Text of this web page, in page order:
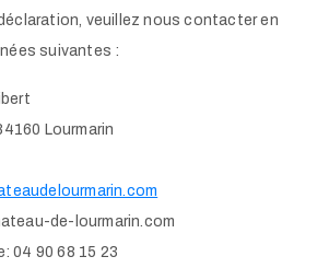
veuillez nous contacter en
suivantes :
Lourmarin
de-lourmarin.com
04 90 68 15 23